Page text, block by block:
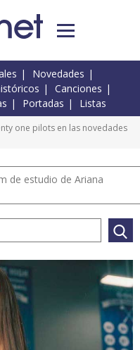
Novedades
Canciones
Portadas Listas
one pilots en las novedades
de estudio de Ariana